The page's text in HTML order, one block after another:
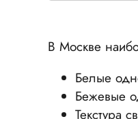
В Москве
Белые
Бежевые
Текстура